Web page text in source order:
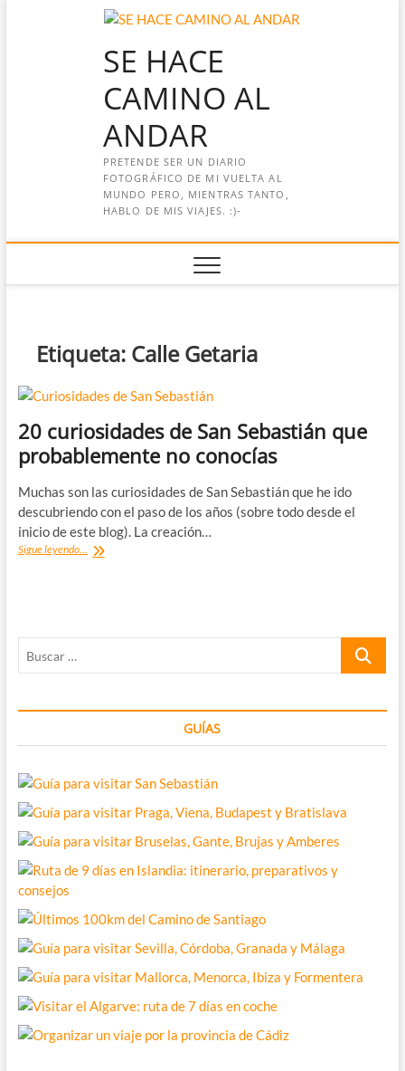
SE HACE
CAMINO AL
ANDAR
PRETENDE SER UN DIARIO
FOTOGRÁFICO DE MI VUELTA AL
MUNDO PERO, MIENTRAS TANTO,
HABLO DE MIS VIAJES. :)-
Etiqueta: Calle Getaria
20 curiosidades de San Sebastián que
probablemente no conocías
Muchas son las curiosidades de San Sebastián que he ido
descubriendo con el paso de los años (sobre todo desde el
inicio de este blog). La creación…
Sigue leyendo... 20
Buscar
GUÍAS